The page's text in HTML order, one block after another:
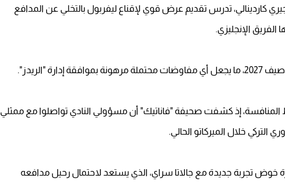
كاردينالي، تدرس تقديم عرض قوي لإقناع ليفربول بالتخلي عن المدافع
الإنجليزي.
"الريدز".
المنافسة، إذ كشفت صحيفة "فاناتيك" أن مسؤولي النادي تواصلوا مع ممثلي
التركي خلال الميركاتو الحالي.
خوض تجربة جديدة مع جالاتا سراي، الذي يستعد لاحتمال رحيل مدافعه